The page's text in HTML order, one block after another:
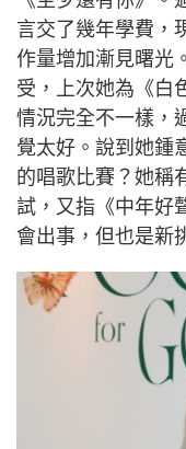
言交了幾年學費，
作量增加漸見曙光
受，上次她為《白
情況完全不一樣，
覺太好。說到她鍾
的唱歌比賽？她稱
試，又指《中年好
會出事，但也是新